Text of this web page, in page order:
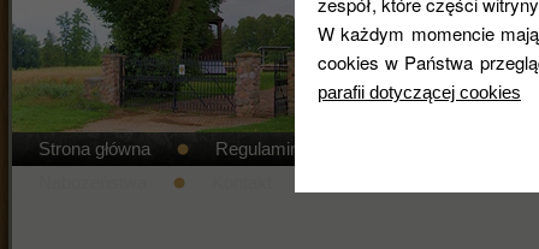
W każdym momencie
cookies w Państwa
parafii dotyczącej cookies
Strona główna Regulamin cmentarza